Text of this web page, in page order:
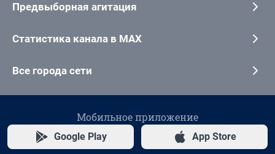
Предвыборная агитация
Статистика канала в MAX
Все города сети
Мобильное приложение
Google Play App Store